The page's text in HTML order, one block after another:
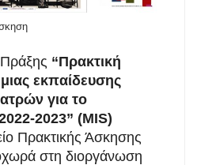
“Πρακτική
εκπαίδευσης
για το
2023” (MIS)
Πρακτικής Άσκησης
στη διοργάνωση